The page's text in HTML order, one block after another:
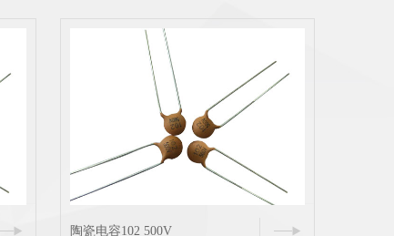
陶瓷电容102 500V